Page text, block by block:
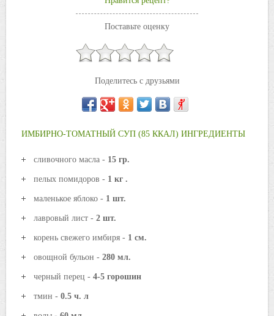
Поставьте оценку
Поделитесь с друзьями
ИМБИРНО-ТОМАТНЫЙ СУП (85 ККАЛ) ИНГРЕДИЕНТЫ
сливочного масла - 15 гр.
пелых помидоров - 1 кг .
маленькое яблоко - 1 шт.
лавровый лист - 2 шт.
корень свежего имбиря - 1 см.
овощной бульон - 280 мл.
черный перец - 4-5 горошин
тмин - 0.5 ч. л